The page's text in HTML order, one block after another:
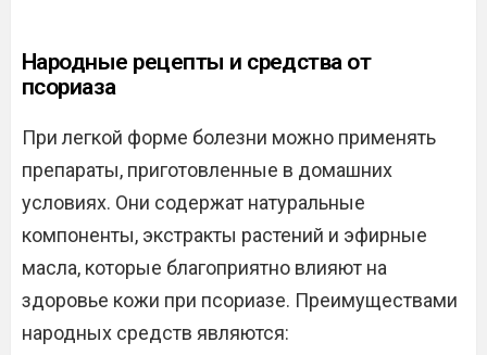
Народные рецепты и средства от
псориаза
При легкой форме болезни можно применять
препараты, приготовленные в домашних
условиях. Они содержат натуральные
компоненты, экстракты растений и эфирные
масла, которые благоприятно влияют на
здоровье кожи при псориазе. Преимуществами
народных средств являются: